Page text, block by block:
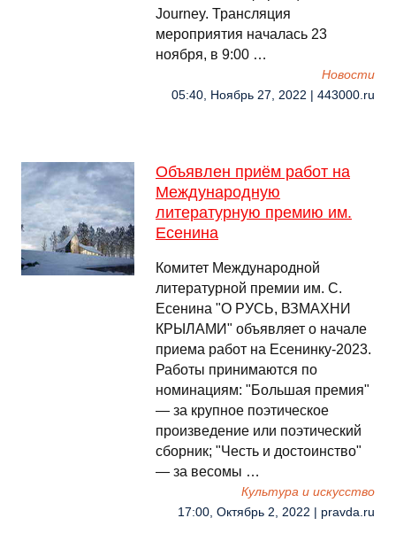
Journey. Трансляция
мероприятия началась 23
ноября, в 9:00 …
Новости
05:40, Ноябрь 27, 2022 | 443000.ru
Объявлен приём работ на
Международную
литературную премию им.
Есенина
Комитет Международной
литературной премии им. С.
Есенина "О РУСЬ, ВЗМАХНИ
КРЫЛАМИ" объявляет о начале
приема работ на Есенинку-2023.
Работы принимаются по
номинациям: "Большая премия"
— за крупное поэтическое
произведение или поэтический
сборник; "Честь и достоинство"
— за весомы …
Культура и искусство
17:00, Октябрь 2, 2022 | pravda.ru